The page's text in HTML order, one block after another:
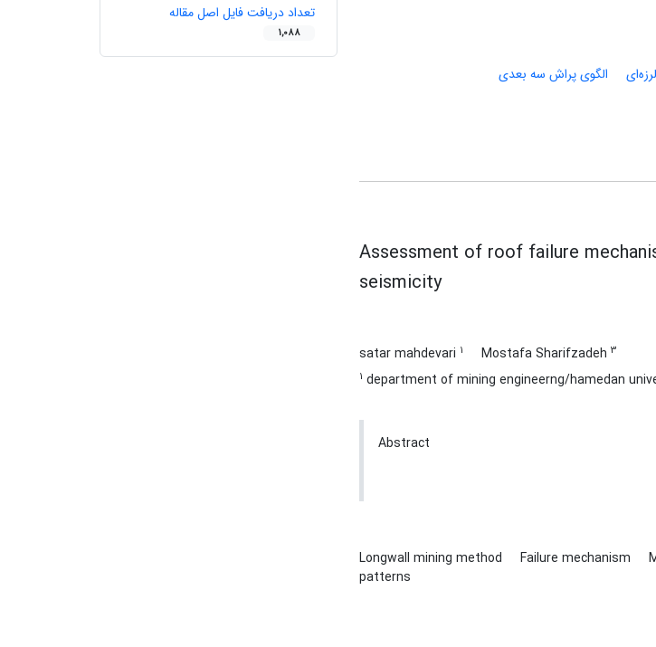
الگوی پراش سه بعدی
Assessment of roof failure
seismicity
satar mahdevari 1 Mostafa Sharifzadeh 3
1 department of mining engineerng/hamedan
Abstract
Longwall mining method Failure mechanism
patterns
تعداد دریافت فایل اصل مقاله
1,088